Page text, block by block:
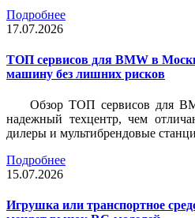
Подробнее
17.07.2026
ТОП сервисов для BMW в
машину без лишних рисков
Обзор ТОП сервисов для
надежный техцентр, чем
дилеры и мультибрендовые
Подробнее
15.07.2026
Игрушка или транспортное